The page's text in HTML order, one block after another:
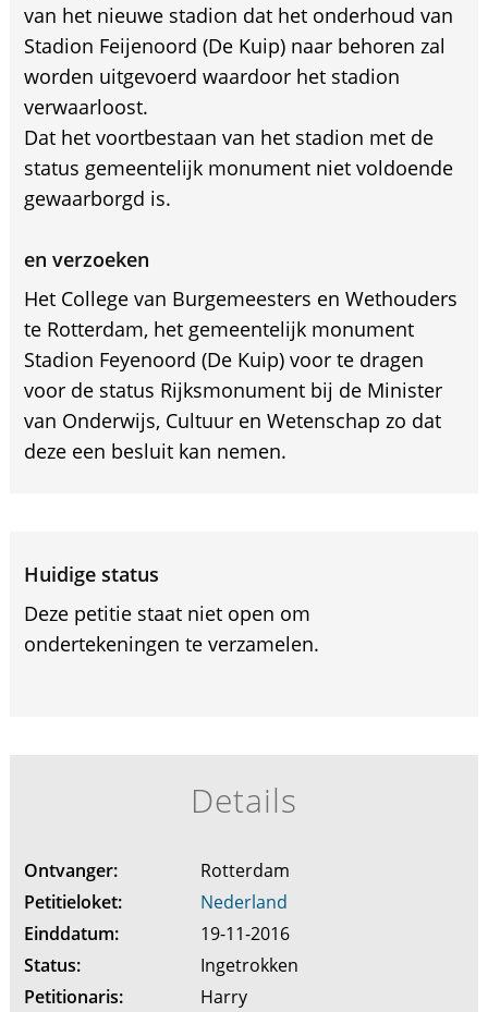
van het nieuwe stadion dat het onderhoud van
Stadion Feijenoord (De Kuip) naar behoren zal
worden uitgevoerd waardoor het stadion
verwaarloost.
Dat het voortbestaan van het stadion met de
status gemeentelijk monument niet voldoende
gewaarborgd is.
en verzoeken
Het College van Burgemeesters en Wethouders
te Rotterdam, het gemeentelijk monument
Stadion Feyenoord (De Kuip) voor te dragen
voor de status Rijksmonument bij de Minister
van Onderwijs, Cultuur en Wetenschap zo dat
deze een besluit kan nemen.
Huidige status
Deze petitie staat niet open om
ondertekeningen te verzamelen.
Details
Ontvanger:
Rotterdam
Petitieloket:
Nederland
Einddatum:
19-11-2016
Status:
Ingetrokken
Petitionaris:
Harry